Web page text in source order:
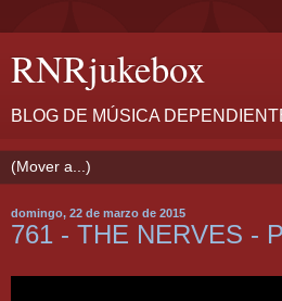
RNRjukebox
BLOG DE MÚSICA
domingo, 22 de marzo de 2015
761 - THE NERVES -